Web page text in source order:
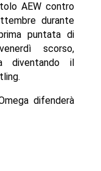
AEW contro
durante
puntata di
scorso,
diventando il
difenderà